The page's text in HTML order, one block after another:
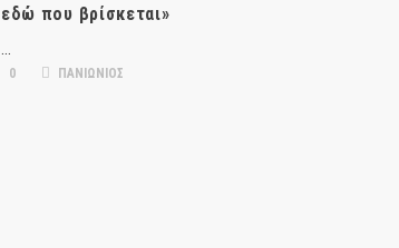
εδώ που βρίσκεται»
…
0 ΠΑΝΙΩΝΙΟΣ